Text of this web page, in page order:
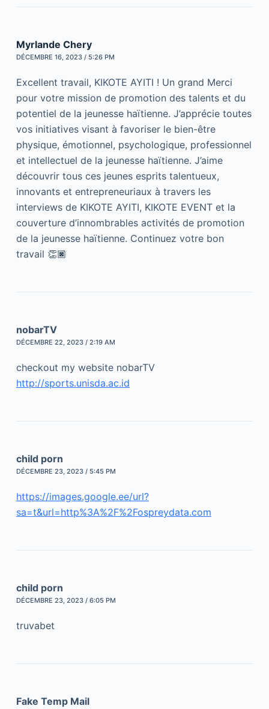
Myrlande Chery
DÉCEMBRE 16, 2023 / 5:26 PM
Excellent travail, KIKOTE AYITI ! Un grand Merci
pour votre mission de promotion des talents et du
potentiel de la jeunesse haïtienne. J’apprécie toutes
vos initiatives visant à favoriser le bien-être
physique, émotionnel, psychologique, professionnel
et intellectuel de la jeunesse haïtienne. J’aime
découvrir tous ces jeunes esprits talentueux,
innovants et entrepreneuriaux à travers les
interviews de KIKOTE AYITI, KIKOTE EVENT et la
couverture d’innombrables activités de promotion
de la jeunesse haïtienne. Continuez votre bon
travail 👏🏿
nobarTV
DÉCEMBRE 22, 2023 / 2:19 AM
checkout my website nobarTV
http://sports.unisda.ac.id
child porn
DÉCEMBRE 23, 2023 / 5:45 PM
https://images.google.ee/url?
sa=t&url=http%3A%2F%2Fospreydata.com
child porn
DÉCEMBRE 23, 2023 / 6:05 PM
truvabet
Fake Temp Mail